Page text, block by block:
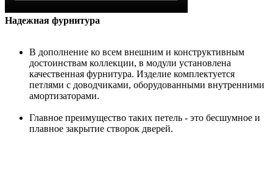
Надежная фурнитура
В дополнение ко всем внешним и конструктивным
достоинствам коллекции, в модули установлена
качественная фурнитура. Изделие комплектуется
петлями с доводчиками, оборудованными внутренними
амортизаторами.
Главное преимущество таких петель - это бесшумное и
плавное закрытие створок дверей.